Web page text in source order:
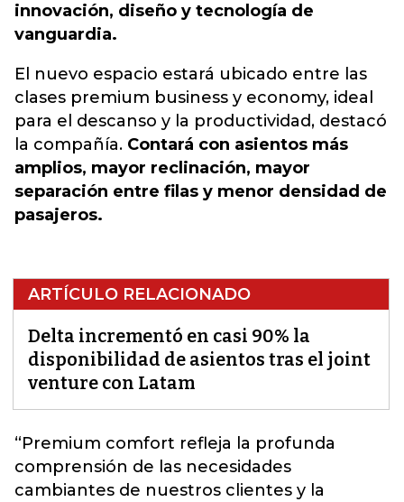
innovación, diseño y tecnología de
vanguardia.
El nuevo espacio estará ubicado entre las
clases premium business y economy, ideal
para el descanso y la productividad, destacó
la compañía. Contará con asientos más
amplios, mayor reclinación, mayor
separación entre filas y menor densidad de
pasajeros.
ARTÍCULO RELACIONADO
Delta incrementó en casi 90% la
disponibilidad de asientos tras el joint
venture con Latam
“Premium comfort refleja la profunda
comprensión de las necesidades
cambiantes de nuestros clientes y la